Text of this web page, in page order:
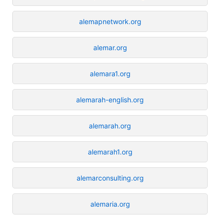
alemapnetwork.org
alemar.org
alemara1.org
alemarah-english.org
alemarah.org
alemarah1.org
alemarconsulting.org
alemaria.org